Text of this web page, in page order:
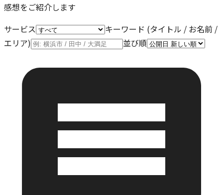
感想をご紹介します
サービス
キーワード (タイトル / お名前 /
エリア)
並び順